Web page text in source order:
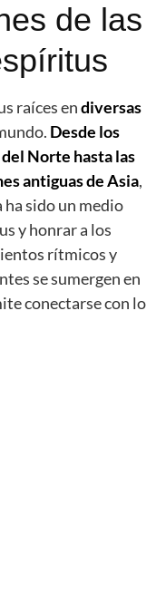
de las
raíces endiversas
Desde los
Norte hasta las
antiguas de Asia,
sido un medio
y honrar a los
rítmicos y
se sumergen en
conectarse con lo